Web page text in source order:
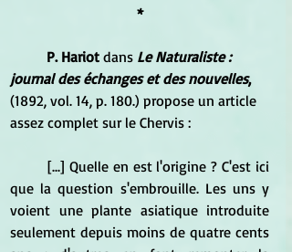
*
P. Hariot dans Le Naturaliste :
journal des échanges et des nouvelles,
(1892, vol. 14, p. 180.) propose un article
assez complet sur le Chervis :
que la question s'embrouille. Les uns y
voient une plante asiatique introduite
seulement depuis moins de quatre cents